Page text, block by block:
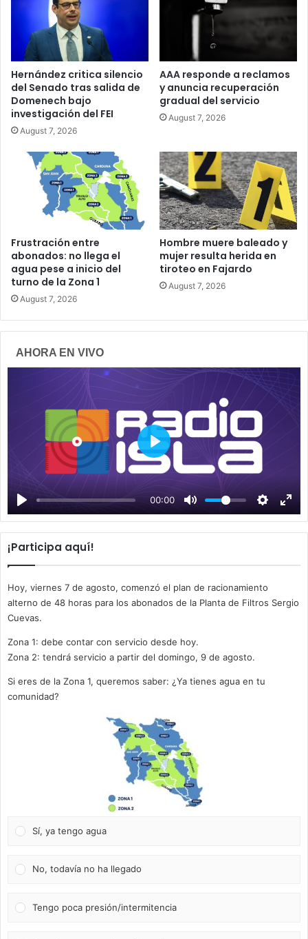
Hernández critica silencio
del Senado tras salida de
Domenech bajo
investigación del FEI
August 7, 2026
AAA responde a reclamos
y anuncia recuperación
gradual del servicio
August 7, 2026
Frustración entre
abonados: no llega el
agua pese a inicio del
turno de la Zona 1
August 7, 2026
Hombre muere baleado y
mujer resulta herida en
tiroteo en Fajardo
August 7, 2026
AHORA EN VIVO
00:00
P
y
¡Participa aquí!
Hoy, viernes 7 de agosto, comenzó el plan de racionamiento
alterno de 48 horas para los abonados de la Planta de Filtros Sergio
Cuevas.
Zona 1: debe contar con servicio desde hoy.
Zona 2: tendrá servicio a partir del domingo, 9 de agosto.
Si eres de la Zona 1, queremos saber: ¿Ya tienes agua en tu
comunidad?
Sí, ya tengo agua
No, todavía no ha llegado
Tengo poca presión/intermitencia